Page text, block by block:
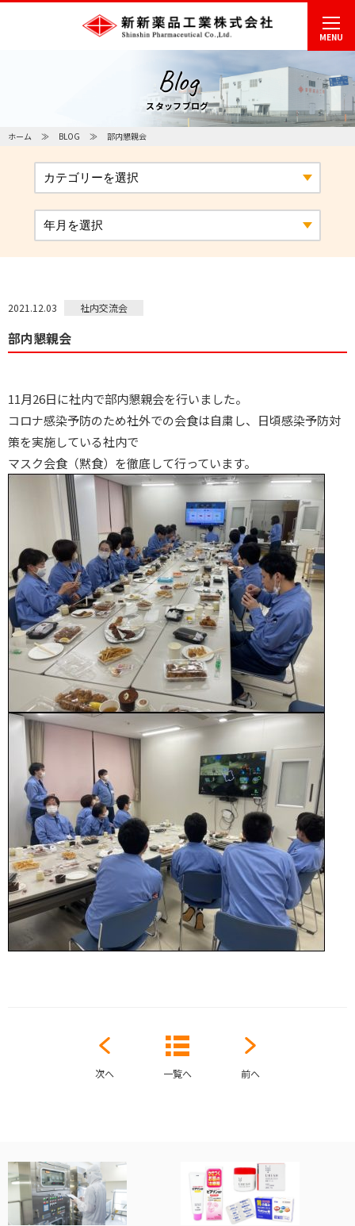
MENU
Blog
スタッフブログ
ホーム BLOG 部内懇親会
2021.12.03 社内交流会
部内懇親会
11月26日に社内で部内懇親会を行いました。
コロナ感染予防のため社外での会食は自粛し、日頃感染予防対
策を実施している社内で
マスク会食（黙食）を徹底して行っています。
一覧へ
次へ 前へ